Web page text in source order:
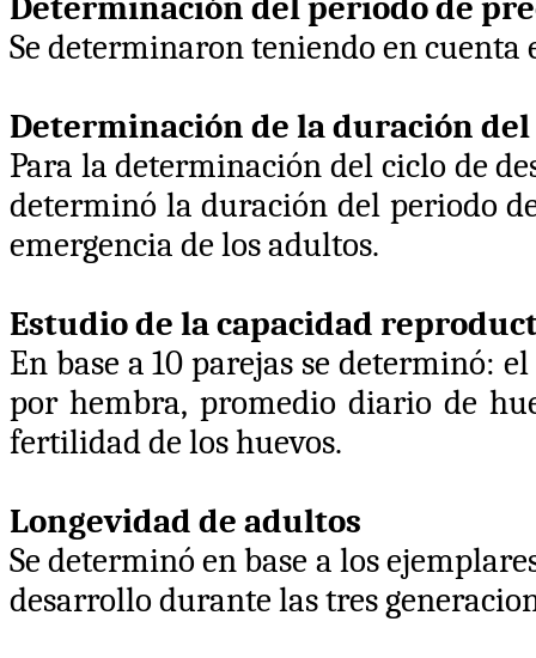
Determinación del periodo de
Se determinaron teniendo en cuenta
Determinación de la duración
Para la determinación del ciclo de
determinó la duración del periodo
emergencia de los adultos.
Estudio de la capacidad
En base a 10 parejas se determinó:
por hembra, promedio diario de
fertilidad de los huevos.
Longevidad de adultos
Se determinó en base a los
desarrollo durante las tres